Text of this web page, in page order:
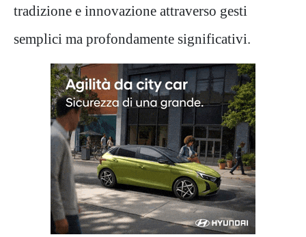
tradizione e innovazione attraverso gesti
semplici ma profondamente significativi.